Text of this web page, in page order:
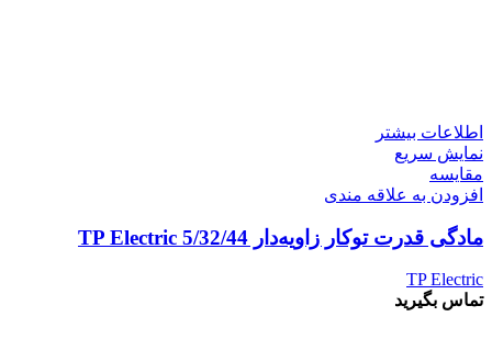
اطلاعات بیشتر
نمایش سریع
مقايسه
افزودن به علاقه مندی
مادگی قدرت توکار زاویه‌دار 5/32/44 TP Electric
TP Electric
تماس بگیرید